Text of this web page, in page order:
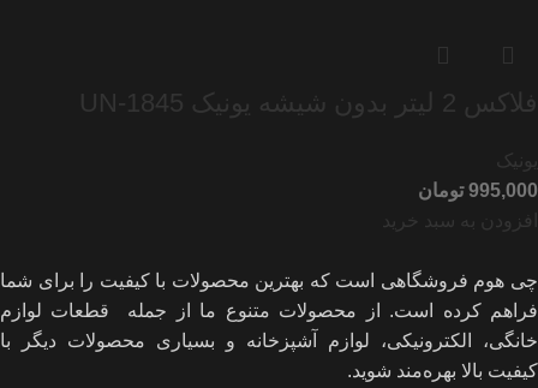
فلاکس 2 لیتر بدون شیشه یونیک UN-1845
یونیک
تومان
افزودن به سبد خرید
چی هوم فروشگاهی است که بهترین محصولات با کیفیت را برای شما
فراهم کرده است. از محصولات متنوع ما از جمله قطعات لوازم
خانگی، الکترونیکی، لوازم آشپزخانه و بسیاری محصولات دیگر با
کیفیت بالا بهره‌مند شوید.